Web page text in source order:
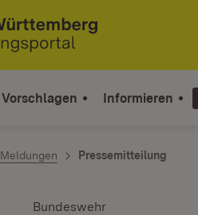
Vorschlagen Informieren
Meldungen Pressemitteilung
Bundeswehr